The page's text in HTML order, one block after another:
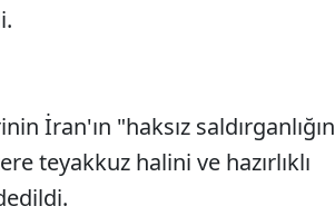
İran'ın "haksız
teyakkuz halini ve hazırlıklı